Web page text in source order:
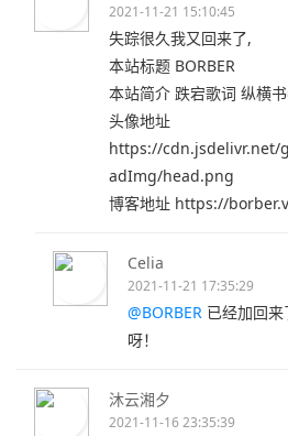
2021-11-21 15:10:45
失踪很久我又回来了,
本站标题 BORBER
本站简介 跌宕歌词 纵横
头像地址
https://cdn.jsdelivr.net/
adImg/head.png
博客地址 https://
Celia
2021-11-21 17:35:29
@BORBER 已经加回
呀！
沐云湘夕
2021-11-16 23:35:39